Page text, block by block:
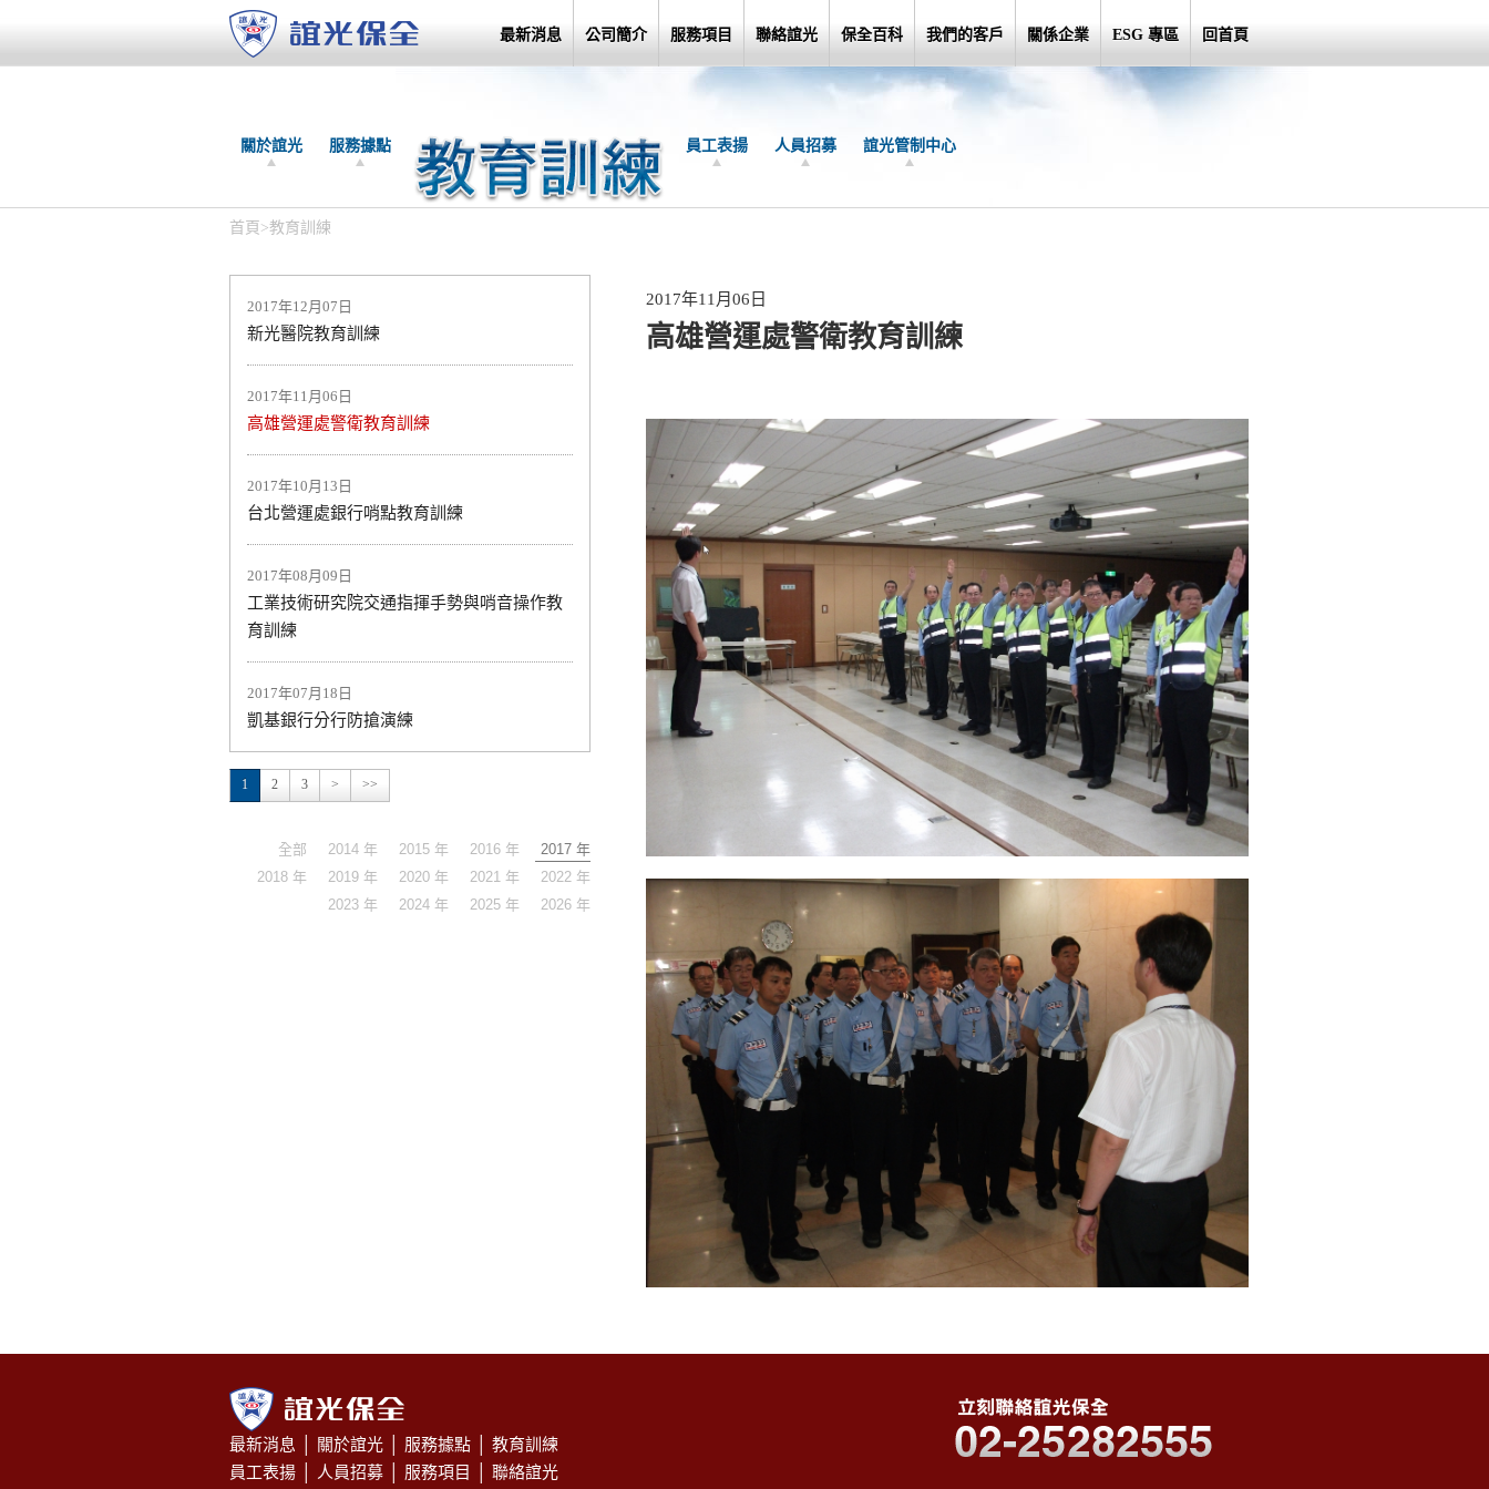
最新消息 公司簡介 服務項目 聯絡誼光 保全百科 我們的客戶 關係企業 ESG 專區 回首頁
關於誼光 服務據點 員工表揚 人員招募 誼光管制中心
首頁 >教育訓練
2017年12月07日
新光醫院教育訓練
2017年11月06日
高雄營運處警衛教育訓練
2017年10月13日
台北營運處銀行哨點教育訓練
2017年08月09日
工業技術研究院交通指揮手勢與哨音操作教
育訓練
2017年07月18日
凱基銀行分行防搶演練
1 2 3 > >>
全部 2014 年 2015 年 2016 年
2017 年
2018 年
2019 年 2020 年 2021 年
2022 年
2023 年
2024 年 2025 年 2026 年
2017年11月06日
高雄營運處警衛教育訓練
最新消息 關於誼光 服務據點
教育訓練
員工表揚
人員招募 服務項目 聯絡誼光